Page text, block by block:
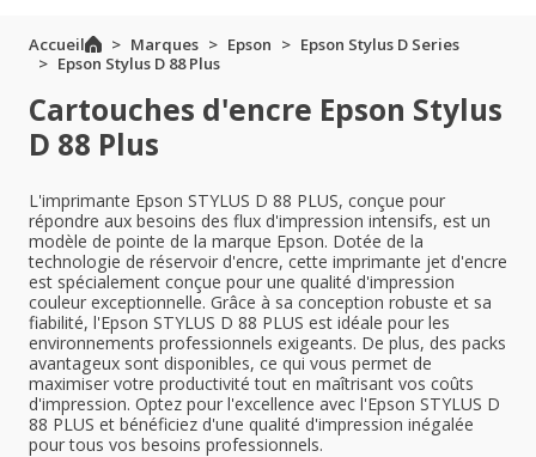
Accueil Marques Epson
Epson Stylus D Series
Epson Stylus D 88 Plus
Cartouches d'encre Epson Stylus
D 88 Plus
L'imprimante Epson STYLUS D 88 PLUS, conçue pour
répondre aux besoins des flux d'impression intensifs, est un
modèle de pointe de la marque Epson. Dotée de la
technologie de réservoir d'encre, cette imprimante jet d'encre
est spécialement conçue pour une qualité d'impression
couleur exceptionnelle. Grâce à sa conception robuste et sa
fiabilité, l'Epson STYLUS D 88 PLUS est idéale pour les
environnements professionnels exigeants. De plus, des packs
avantageux sont disponibles, ce qui vous permet de
maximiser votre productivité tout en maîtrisant vos coûts
d'impression. Optez pour l'excellence avec l'Epson STYLUS D
88 PLUS et bénéficiez d'une qualité d'impression inégalée
pour tous vos besoins professionnels.